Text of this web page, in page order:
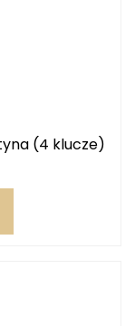
(4 klucze)